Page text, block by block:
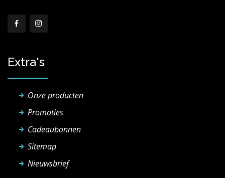
Extra's
Onze producten
Promoties
Cadeaubonnen
Sitemap
Nieuwsbrief